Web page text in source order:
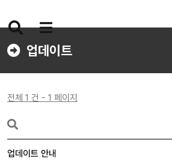
검
색
버
튼
메
뉴
버
튼
업데이트
전체 1 건 - 1 페이지
업데이트 안내